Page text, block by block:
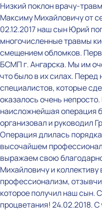
Низкий поклон врачу-
Максиму Михайловичу от
02.12.2017 наш сын Юрий
многочисленные травмы
смещением обломков.
БСМП г. Ангарска. Мы им
что было в их силах.
специалистов, которые
оказалось очень
наисложнейшая операция
организовал и руководил
Операция длилась
высочайшем
выражаем свою
Михайловичу и коллективу
профессионализм,
которое получил наш сын.
процветания! 24.02.2018.